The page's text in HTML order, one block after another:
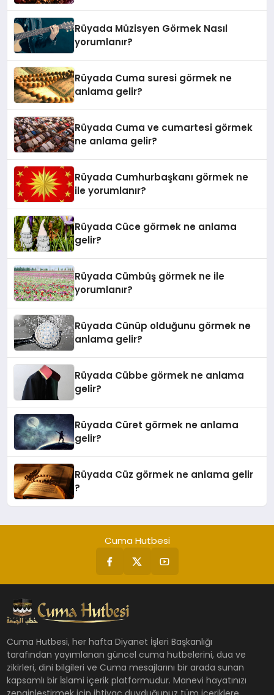
Rüyada Müzisyen Görmek Nasıl
yorumlanır?
Rüyada Cuma suresi görmek ne
anlama gelir?
Rüyada Cuma ve cumartesi görmek
ne anlama gelir?
Rüyada Cumhurbaşkanı görmek ne
ile yorumlanır?
Rüyada Cüce görmek ne anlama
gelir?
Rüyada Cümbüş görmek ne ile
yorumlanır?
Rüyada Cünüp olduğunu görmek ne
anlama gelir?
Rüyada Cübbe görmek ne anlama
gelir?
Rüyada Cüret görmek ne anlama
gelir?
Rüyada Cüz görmek ne anlama gelir
?
Cuma Hutbesi
Cuma Hutbesi, her hafta Diyanet İşleri Başkanlığı
tarafından yayımlanan güncel cuma hutbelerini, dua ve
zikirleri, dini bilgileri ve Cuma mesajlarını bir arada sunan
kapsamlı bir İslami içerik platformudur. Manevi hayatınızı